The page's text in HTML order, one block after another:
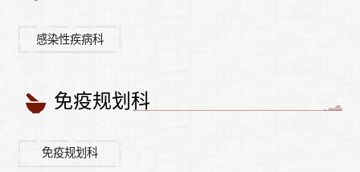
感染性疾病科
免疫规划科
免疫规划科